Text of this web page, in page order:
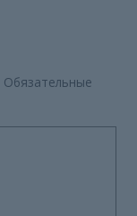
Обязательные